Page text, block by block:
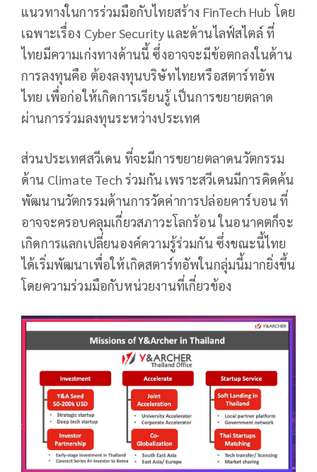
แนวทางในการร่วมมือกับไทยสร้าง FinTech Hub โดย
เฉพาะเรื่อง Cyber Security และด้านไลฟ์สไตล์ ที่
ไทยมีความเก่งทางด้านนี้ ซึ่งอาจจะมีข้อตกลงในด้าน
การลงทุนคือ ต้องลงทุนบริษัทไทยหรือสตาร์ทอัพ
ไทย เพื่อก่อให้เกิดการเรียนรู้ เป็นการขยายตลาด
ผ่านการร่วมลงทุนระหว่างประเทศ
ส่วนประเทศสวีเดน ที่จะมีการขยายตลาดนวัตกรรม
ด้าน Climate Tech ร่วมกัน เพราะสวีเดนมีการคิดค้น
พัฒนานวัตกรรมด้านการวัดค่าการปล่อยคาร์บอน ที่
อาจจะครอบคลุมเกี่ยวสภาวะโลกร้อน ในอนาคตก็จะ
เกิดการแลกเปลี่ยนองค์ความรู้ร่วมกัน ซึ่งขณะนี้ไทย
ได้เริ่มพัฒนาเพื่อให้เกิดสตาร์ทอัพในกลุ่มนี้มากยิ่งขึ้น
โดยความร่วมมือกับหน่วยงานที่เกี่ยวข้อง